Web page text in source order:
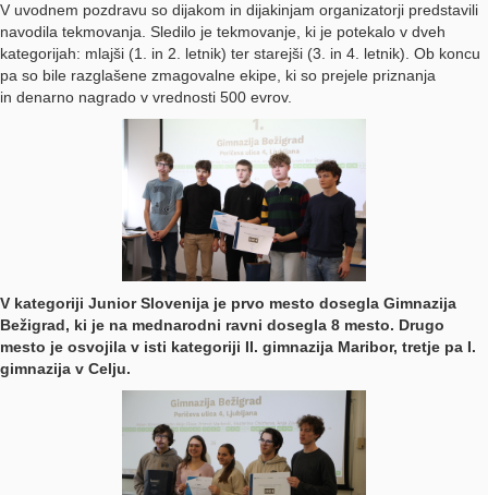
V uvodnem pozdravu so dijakom in dijakinjam organizatorji predstavili
navodila tekmovanja. Sledilo je tekmovanje, ki je potekalo v dveh
kategorijah: mlajši (1. in 2. letnik) ter starejši (3. in 4. letnik). Ob koncu
pa so bile razglašene zmagovalne ekipe, ki so prejele priznanja
in denarno nagrado v vrednosti 500 evrov.
V kategoriji Junior Slovenija je prvo mesto dosegla Gimnazija
Bežigrad, ki je na mednarodni ravni dosegla 8 mesto. Drugo
mesto je osvojila v isti kategoriji II. gimnazija Maribor, tretje pa I.
gimnazija v Celju.